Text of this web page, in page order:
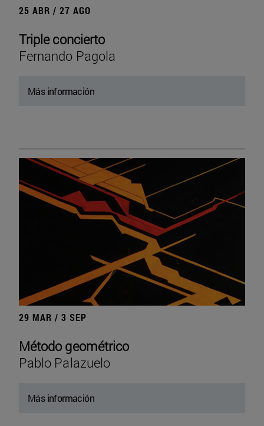
25 ABR / 27 AGO
Triple concierto
Fernando Pagola
Más información
29 MAR / 3 SEP
Método geométrico
Pablo Palazuelo
Más información